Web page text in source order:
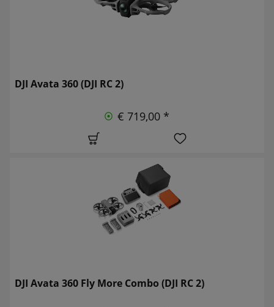
DJI Avata 360 (DJI RC 2)
€ 719,00 *
DJI Avata 360 Fly More Combo (DJI RC 2)